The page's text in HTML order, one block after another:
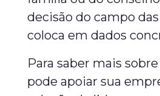
decisão do campo
coloca em dados
Para saber mais
pode apoiar sua